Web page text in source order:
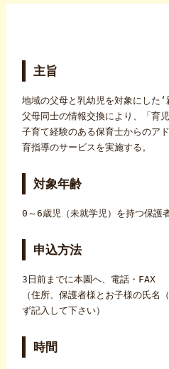
主旨
地域の父母と乳幼児を対象にした‘
父母同士の情報交換により、「育
子育て経験のある保育士からのア
育指導のサービスを実施する。
対象年齢
0～6歳児（未就学児）を持つ保護
申込方法
3日前までに本園へ、電話・FAX
（住所、保護者様とお子様の氏名
ず記入して下さい）
時間